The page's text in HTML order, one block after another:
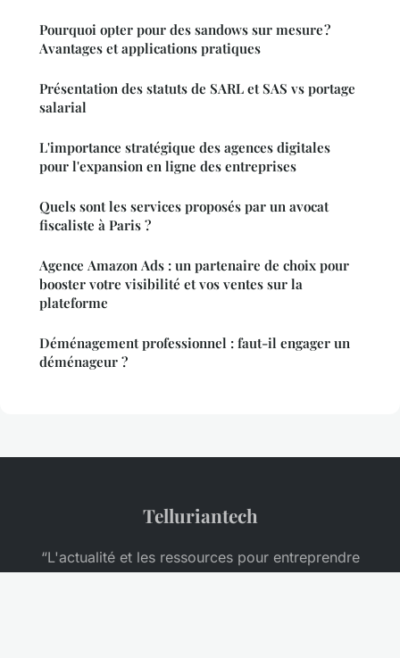
Pourquoi opter pour des sandows sur mesure ?
Avantages et applications pratiques
Présentation des statuts de SARL et SAS vs portage
salarial
L'importance stratégique des agences digitales
pour l'expansion en ligne des entreprises
Quels sont les services proposés par un avocat
fiscaliste à Paris ?
Agence Amazon Ads : un partenaire de choix pour
booster votre visibilité et vos ventes sur la
plateforme
Déménagement professionnel : faut-il engager un
déménageur ?
Telluriantech
“L'actualité et les ressources pour entreprendre